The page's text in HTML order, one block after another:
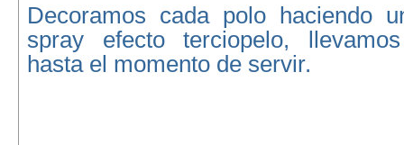
Decoramos cada polo haciendo
spray efecto terciopelo,
hasta el momento de servir.